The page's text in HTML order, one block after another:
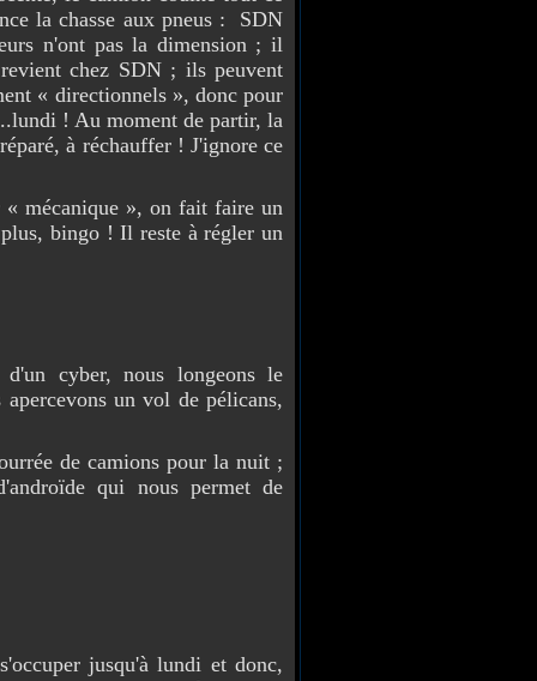
la chasse aux pneus : SDN
n'ont pas la dimension ; il
chez SDN ; ils peuvent
« directionnels », donc pour
! Au moment de partir, la
à réchauffer ! J'ignore ce
mécanique », on fait faire un
bingo ! Il reste à régler un
d'un cyber, nous longeons le
un vol de pélicans,
de camions pour la nuit ;
qui nous permet de
jusqu'à lundi et donc,